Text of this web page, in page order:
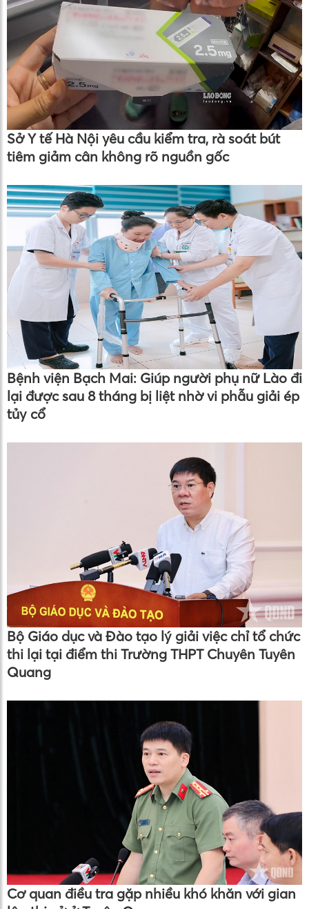
Sở Y tế Hà Nội yêu cầu kiểm tra, rà soát bút
tiêm giảm cân không rõ nguồn gốc
Bệnh viện Bạch Mai: Giúp người phụ nữ Lào đi
lại được sau 8 tháng bị liệt nhờ vi phẫu giải ép
tủy cổ
Bộ Giáo dục và Đào tạo lý giải việc chỉ tổ chức
thi lại tại điểm thi Trường THPT Chuyên Tuyên
Quang
Cơ quan điều tra gặp nhiều khó khăn với gian